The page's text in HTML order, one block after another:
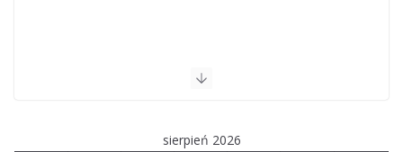
sierpień 2026